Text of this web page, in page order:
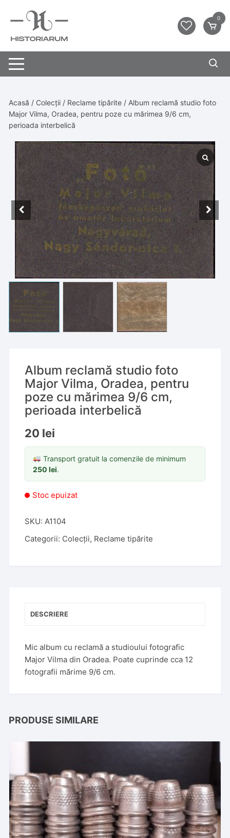
0
Acasă / Colecții / Reclame tipărite / Album reclamă studio foto
Major Vilma, Oradea, pentru poze cu mărimea 9/6 cm,
perioada interbelică
Album reclamă studio foto
Major Vilma, Oradea, pentru
poze cu mărimea 9/6 cm,
perioada interbelică
20 lei
Transport gratuit la comenzile de minimum
250lei.
Stoc epuizat
SKU:A1104
Categorii: Colecții, Reclame tipărite
DESCRIERE
Mic album cu reclamă a studioului fotografic
Major Vilma din Oradea. Poate cuprinde cca 12
fotografii mărime 9/6 cm.
PRODUSE SIMILARE